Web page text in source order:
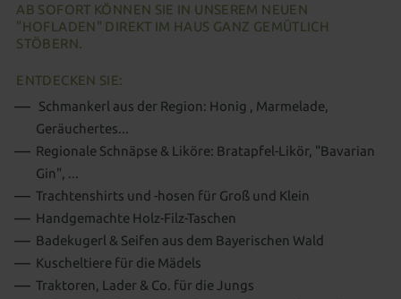
AB SOFORT KÖNNEN SIE IN UNSEREM NEUEN
"HOFLADEN" DIREKT IM HAUS GANZ GEMÜTLICH
STÖBERN.
ENTDECKEN SIE:
Schmankerl aus der Region: Honig , Marmelade,
Geräuchertes...
Regionale Schnäpse & Liköre: Bratapfel-Likör, "Bavarian
Gin", ...
Trachtenshirts und -hosen für Groß und Klein
Handgemachte Holz-Filz-Taschen
Badekugerl & Seifen aus dem Bayerischen Wald
Kuscheltiere für die Mädels
Traktoren, Lader & Co. für die Jungs